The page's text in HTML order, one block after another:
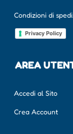
Condizioni di
Privacy Policy
AREA
Accedi al Sito
Crea Account